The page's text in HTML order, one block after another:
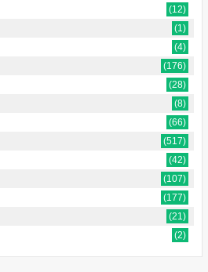
(12)
(1)
(4)
(176)
(28)
(8)
(66)
(517)
(42)
(107)
(177)
(21)
(2)